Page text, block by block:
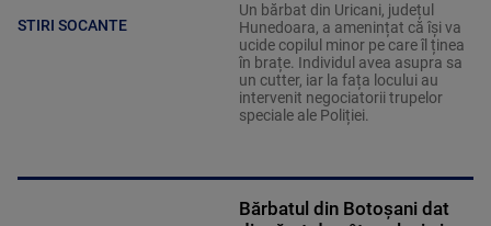
STIRI SOCANTE
Un bărbat din Uricani, județul
Hunedoara, a amenințat că își va
ucide copilul minor pe care îl ținea
în brațe. Individul avea asupra sa
un cutter, iar la fața locului au
intervenit negociatorii trupelor
speciale ale Poliției.
Bărbatul din Botoșani dat